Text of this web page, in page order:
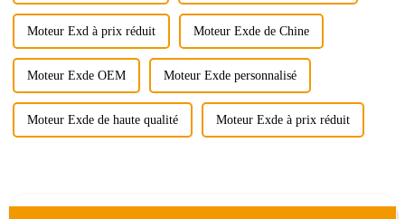
Moteur Exd à prix réduit Moteur Exde de Chine
Moteur Exde OEM Moteur Exde personnalisé
Moteur Exde de haute qualité Moteur Exde à prix réduit